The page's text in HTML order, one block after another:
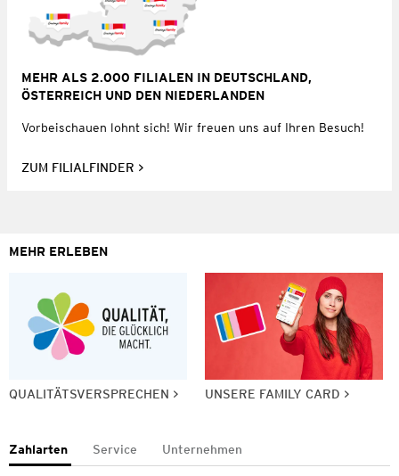
MEHR ALS 2.000 FILIALEN IN DEUTSCHLAND,
ÖSTERREICH UND DEN NIEDERLANDEN
Vorbeischauen lohnt sich! Wir freuen uns auf Ihren Besuch!
ZUM FILIALFINDER
MEHR ERLEBEN
QUALITÄTSVERSPRECHEN UNSERE FAMILY CARD
Zahlarten Service Unternehmen